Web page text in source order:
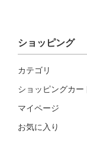
ショッピング
カテゴリ
ショッピングカー
マイページ
お気に入り